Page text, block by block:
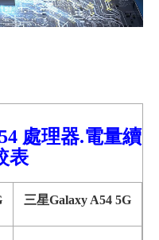
處理器.電量續
表
三星Galaxy A54 5G